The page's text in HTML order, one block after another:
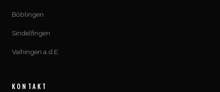
Böblingen
Sindelfingen
Vaihingen a.d.E.
KONTAKT